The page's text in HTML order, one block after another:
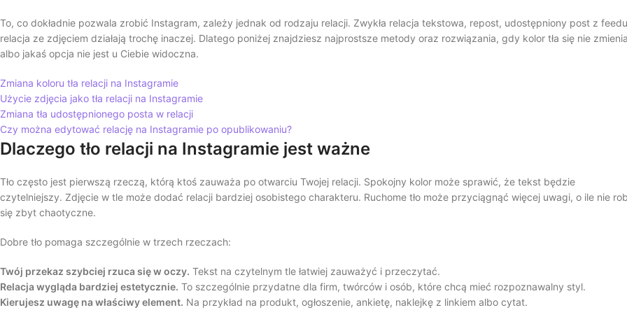
To, co dokładnie pozwala zrobić Instagram, zależy jednak od rodzaju relacji. Zwykła relacja tekstowa, repost, udostępniony post z
relacja ze zdjęciem działają trochę inaczej. Dlatego poniżej znajdziesz najprostsze metody oraz rozwiązania, gdy kolor tła się nie
albo jakaś opcja nie jest u Ciebie widoczna.
Zmiana koloru tła relacji na Instagramie
Użycie zdjęcia jako tła relacji na Instagramie
Zmiana tła udostępnionego posta w relacji
Czy można edytować relację na Instagramie po opublikowaniu?
Dlaczego tło relacji na Instagramie jest ważne
Tło często jest pierwszą rzeczą, którą ktoś zauważa po otwarciu Twojej relacji. Spokojny kolor może sprawić, że tekst będzie
czytelniejszy. Zdjęcie w tle może dodać relacji bardziej osobistego charakteru. Ruchome tło może przyciągnąć więcej uwagi, o ile nie
się zbyt chaotyczne.
Dobre tło pomaga szczególnie w trzech rzeczach:
Twój przekaz szybciej rzuca się w oczy. Tekst na czytelnym tle łatwiej zauważyć i przeczytać.
Relacja wygląda bardziej estetycznie. To szczególnie przydatne dla firm, twórców i osób, które chcą mieć rozpoznawalny styl.
Kierujesz uwagę na właściwy element. Na przykład na produkt, ogłoszenie, ankietę, naklejkę z linkiem albo cytat.